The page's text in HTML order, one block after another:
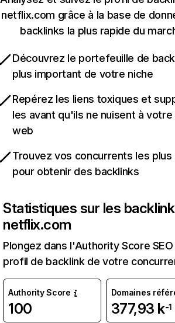
netflix.com grâce à la base de
backlinks la plus rapide du
Découvrez le portefeuille de
plus important de votre niche
Repérez les liens toxiques et
les avant qu'ils ne nuisent à
web
Trouvez vos concurrents les
pour obtenir des backlinks
Statistiques sur les
netflix.com
Plongez dans l'Authority Score
profil de backlink de votre
Authority Score
100
Domaines
377,93 k-1